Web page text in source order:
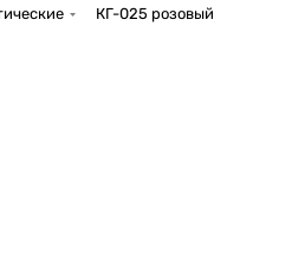
КГ-025 розовый